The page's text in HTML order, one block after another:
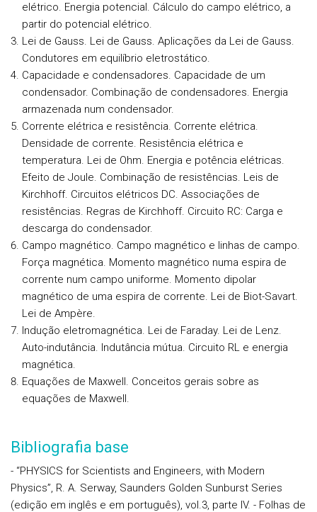
elétrico. Energia potencial. Cálculo do campo elétrico, a
partir do potencial elétrico.
Lei de Gauss. Lei de Gauss. Aplicações da Lei de Gauss.
Condutores em equilíbrio eletrostático.
Capacidade e condensadores. Capacidade de um
condensador. Combinação de condensadores. Energia
armazenada num condensador.
Corrente elétrica e resistência. Corrente elétrica.
Densidade de corrente. Resistência elétrica e
temperatura. Lei de Ohm. Energia e potência elétricas.
Efeito de Joule. Combinação de resistências. Leis de
Kirchhoff. Circuitos elétricos DC. Associações de
resistências. Regras de Kirchhoff. Circuito RC: Carga e
descarga do condensador.
Campo magnético. Campo magnético e linhas de campo.
Força magnética. Momento magnético numa espira de
corrente num campo uniforme. Momento dipolar
magnético de uma espira de corrente. Lei de Biot-Savart.
Lei de Ampère.
Indução eletromagnética. Lei de Faraday. Lei de Lenz.
Auto-indutância. Indutância mútua. Circuito RL e energia
magnética.
Equações de Maxwell. Conceitos gerais sobre as
equações de Maxwell.
Bibliografia base
- “PHYSICS for Scientists and Engineers, with Modern
Physics”, R. A. Serway, Saunders Golden Sunburst Series
(edição em inglês e em português), vol.3, parte IV. - Folhas de